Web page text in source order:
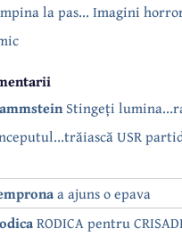
la pas... Imagini
Stingeți
USR
a ajuns o epava
RODICA pentru